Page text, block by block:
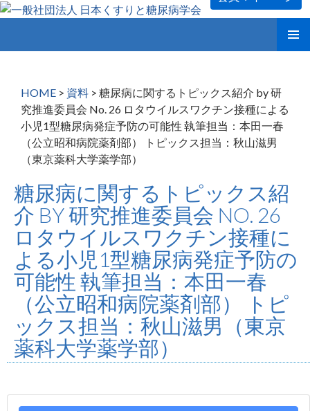
HOME > 資料 > 糖尿病に関するトピックス紹介 by 研
究推進委員会 No. 26 ロタウイルスワクチン接種による
小児1型糖尿病発症予防の可能性 執筆担当：本田一春
（公立昭和病院薬剤部） トピックス担当：秋山滋男
（東京薬科大学薬学部）
糖尿病に関するトピックス紹
介 BY 研究推進委員会 NO. 26
ロタウイルスワクチン接種に
よる小児1型糖尿病発症予防の
可能性 執筆担当：本田一春
（公立昭和病院薬剤部） トピ
ックス担当：秋山滋男（東京
薬科大学薬学部）